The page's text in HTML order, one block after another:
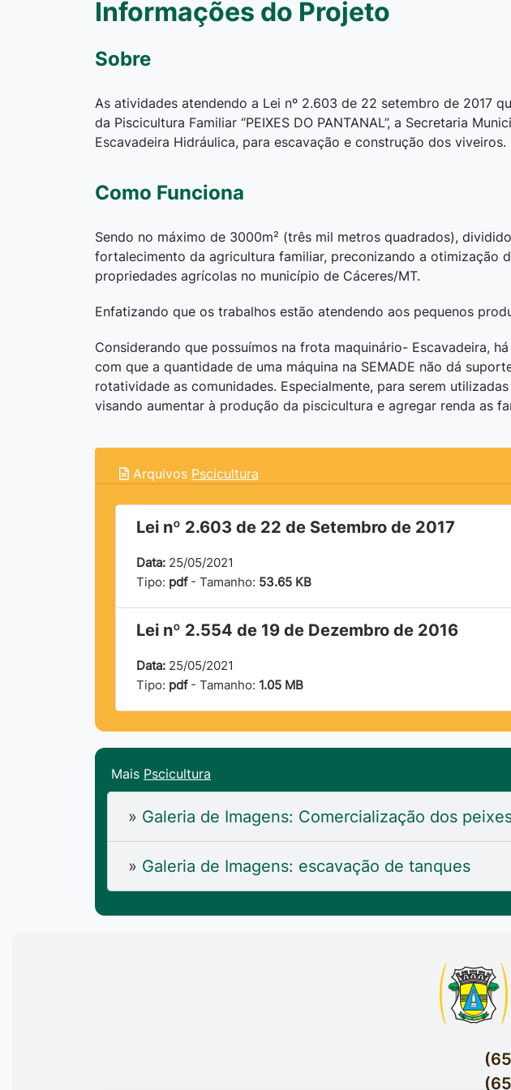
Informações do Projeto
Sobre
As atividades atendendo a Lei nº 2.603 de 22 setembro de 2017
da Piscicultura Familiar “PEIXES DO PANTANAL”, a Secretaria
Escavadeira Hidráulica, para escavação e construção dos viveiros.
Como Funciona
Sendo no máximo de 3000m² (três mil metros quadrados),
fortalecimento da agricultura familiar, preconizando a otimização
propriedades agrícolas no município de Cáceres/MT.
Enfatizando que os trabalhos estão atendendo aos pequenos
Considerando que possuímos na frota maquinário- Escavadeira,
com que a quantidade de uma máquina na SEMADE não dá
rotatividade as comunidades. Especialmente, para serem
visando aumentar à produção da piscicultura e agregar renda as
Arquivos Pscicultura
Lei nº 2.603 de 22 de Setembro de 2017
Data: 25/05/2021
Tipo: pdf- Tamanho: 53.65 KB
Lei nº 2.554 de 19 de Dezembro de 2016
Data: 25/05/2021
Tipo: pdf- Tamanho: 1.05 MB
Mais Pscicultura
» Galeria de Imagens: Comercialização dos
» Galeria de Imagens: escavação de tanques